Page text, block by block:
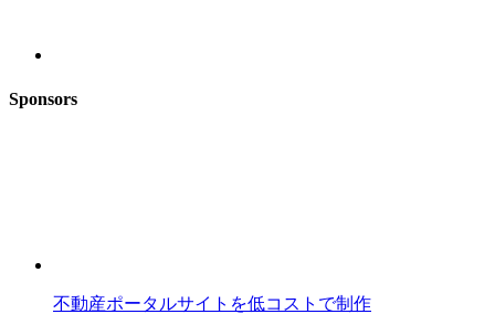
Sponsors
不動産ポータルサイトを低コストで制作